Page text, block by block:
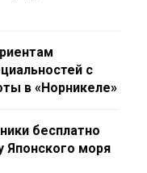
с
в «Норникеле»
бесплатно
Японского моря